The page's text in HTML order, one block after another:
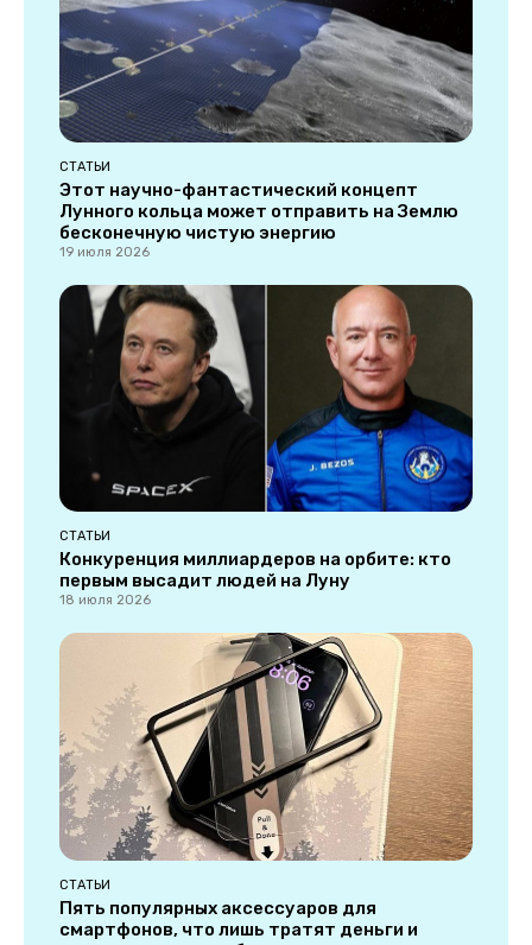
СТАТЬИ
Этот научно-фантастический концепт
Лунного кольца может отправить на Землю
бесконечную чистую энергию
19 июля 2026
СТАТЬИ
Конкуренция миллиардеров на орбите: кто
первым высадит людей на Луну
18 июля 2026
СТАТЬИ
Пять популярных аксессуаров для
смартфонов, что лишь тратят деньги и